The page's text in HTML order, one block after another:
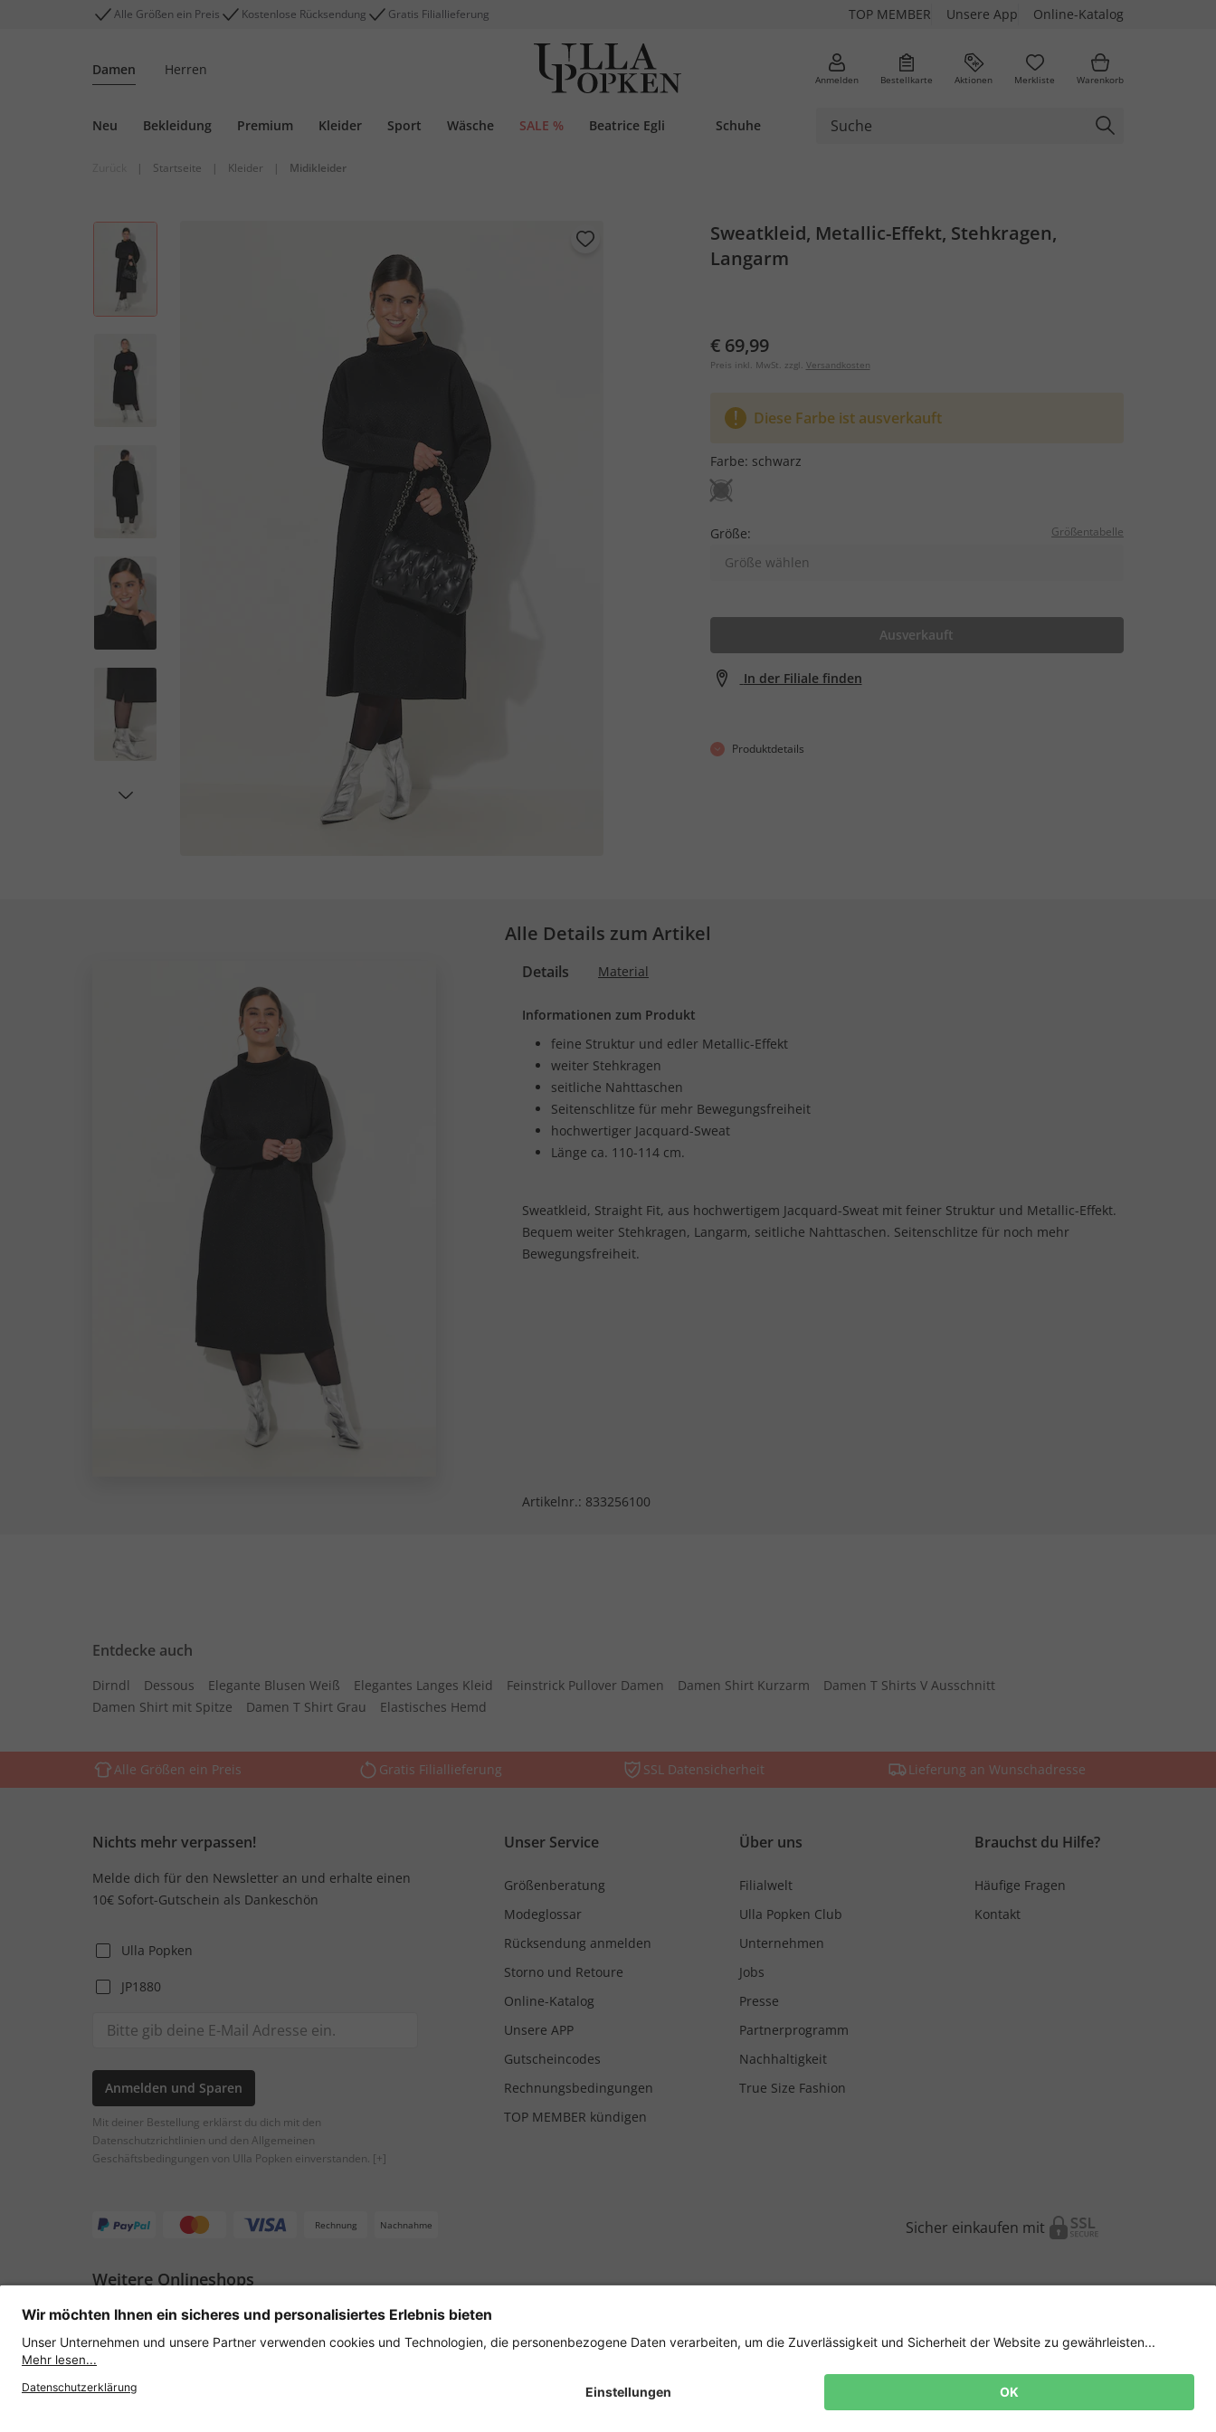
Alle Größen ein Preis Kostenlose Rücksendung Gratis Filiallieferung TOP MEMBER Unsere App Online-Katalog
Damen Herren
Anmelden Bestellkarte Aktionen Merkliste Warenkorb
Neu Bekleidung Premium Kleider Sport Wäsche SALE % Beatrice Egli Schuhe
| Startseite | Kleider | Midikleider
Sweatkleid, Metallic-Effekt, Stehkragen,
Langarm
€ 69,99
Preis inkl. MwSt. zzgl. Versandkosten
Diese Farbe ist ausverkauft
Farbe: schwarz
Größe: Größentabelle
Größe wählen
Ausverkauft
In der Filiale finden
Produktdetails
Alle Details zum Artikel
Details Material
Informationen zum Produkt
feine Struktur und edler Metallic-Effekt
weiter Stehkragen
seitliche Nahttaschen
Seitenschlitze für mehr Bewegungsfreiheit
hochwertiger Jacquard-Sweat
Länge ca. 110-114 cm.
Sweatkleid, Straight Fit, aus hochwertigem Jacquard-Sweat mit feiner Struktur und Metallic-Effekt.
Bequem weiter Stehkragen, Langarm, seitliche Nahttaschen. Seitenschlitze für noch mehr
Bewegungsfreiheit.
Artikelnr.: 833256100
Entdecke auch
Dirndl Dessous Elegante Blusen Weiß Elegantes Langes Kleid Feinstrick Pullover Damen Damen Shirt Kurzarm
Damen T Shirts V Ausschnitt
Damen Shirt mit Spitze
Damen T Shirt Grau Elastisches Hemd
Alle Größen ein Preis Gratis Filiallieferung SSL Datensicherheit Lieferung an Wunschadresse
Nichts mehr verpassen!
Melde dich für den Newsletter an und erhalte einen
10€ Sofort-Gutschein als Dankeschön
Ulla Popken
JP1880
Anmelden und Sparen
Mit deiner Bestellung erklärst du dich mit den
Datenschutzrichtlinien und den Allgemeinen
Geschäftsbedingungen von Ulla Popken einverstanden. [+]
Unser Service
Größenberatung
Modeglossar
Rücksendung anmelden
Storno und Retoure
Online-Katalog
Unsere APP
Gutscheincodes
Rechnungsbedingungen
TOP MEMBER kündigen
Über uns
Filialwelt
Ulla Popken Club
Unternehmen
Jobs
Presse
Partnerprogramm
Nachhaltigkeit
True Size Fashion
Brauchst du Hilfe?
Häufige Fragen
Kontakt
Rechnung Nachnahme Sicher einkaufen mit
Weitere Onlineshops
Österreich